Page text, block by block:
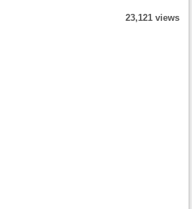
23,121 views